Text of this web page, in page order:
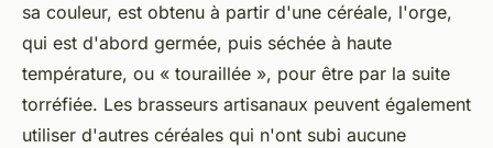
sa couleur, est obtenu à partir d'une céréale, l'orge,
qui est d'abord germée, puis séchée à haute
température, ou « touraillée », pour être par la suite
torréfiée. Les brasseurs artisanaux peuvent également
utiliser d'autres céréales qui n'ont subi aucune